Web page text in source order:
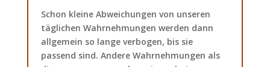
Schon kleine Abweichungen von unseren
täglichen Wahrnehmungen werden dann
allgemein so lange verbogen, bis sie
passend sind. Andere Wahrnehmungen als